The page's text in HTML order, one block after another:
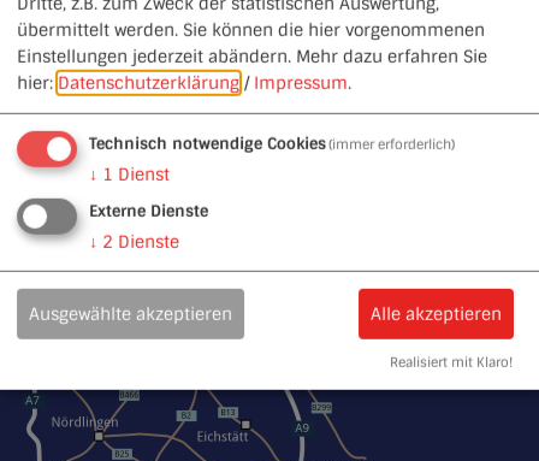
übermittelt werden. Sie können die hier vorgenommenen
Einstellungen jederzeit abändern. Mehr dazu erfahren Sie
hier: Datenschutzerklärung / Impressum.
Technisch notwendige Cookies(immer erforderlich)
↓ 1 Dienst
Externe Dienste
↓ 2 Dienste
Ausgewählte akzeptieren Alle akzeptieren
Realisiert mit Klaro!